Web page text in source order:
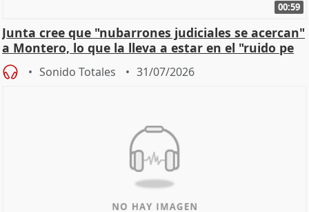
00:59
Junta cree que "nubarrones judiciales se acercan"
a Montero, lo que la lleva a estar en el "ruido pe
Sonido Totales 31/07/2026